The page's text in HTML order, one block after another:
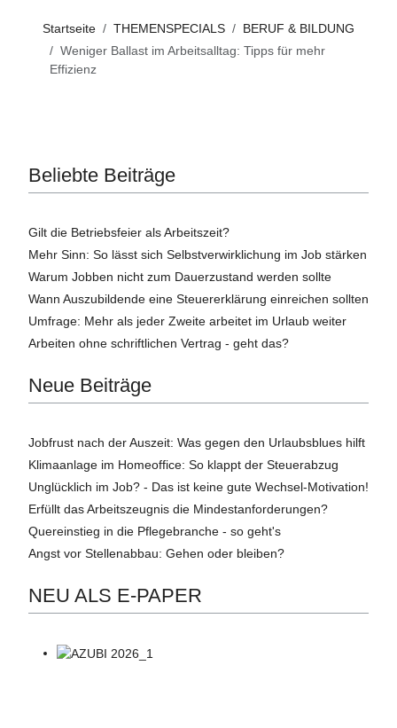
Startseite THEMENSPECIALS
BERUF & BILDUNG
Weniger Ballast im Arbeitsalltag: Tipps für mehr
Effizienz
Beliebte Beiträge
Gilt die Betriebsfeier als Arbeitszeit?
Mehr Sinn: So lässt sich Selbstverwirklichung im Job stärken
Warum Jobben nicht zum Dauerzustand werden sollte
Wann Auszubildende eine Steuererklärung einreichen sollten
Umfrage: Mehr als jeder Zweite arbeitet im Urlaub weiter
Arbeiten ohne schriftlichen Vertrag - geht das?
Neue Beiträge
Jobfrust nach der Auszeit: Was gegen den Urlaubsblues hilft
Klimaanlage im Homeoffice: So klappt der Steuerabzug
Unglücklich im Job? - Das ist keine gute Wechsel-Motivation!
Erfüllt das Arbeitszeugnis die Mindestanforderungen?
Quereinstieg in die Pflegebranche - so geht's
Angst vor Stellenabbau: Gehen oder bleiben?
NEU ALS E-PAPER